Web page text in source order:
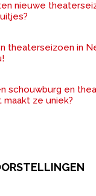
nieuwe
theaterseizoen in
schouwburg en
ze uniek?